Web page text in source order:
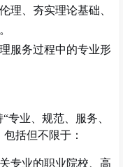
理、夯实理论基础、
服务过程中的专业形
“专业、规范、服务、
括但不限于：
专业的职业院校、高